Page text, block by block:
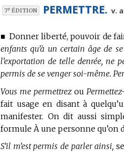
7e ÉDITION PERMETTRE. v.
■Donner liberté, pouvoir de
enfants qu’à un certain âge de
l’exportation de telle denrée, ne
permis de se venger soi-même.
Vous me permettrezou
fait usage en disant à
manifester. On dit aussi
formule À une personne qu’on
S’il m’est permis de parler ainsi,